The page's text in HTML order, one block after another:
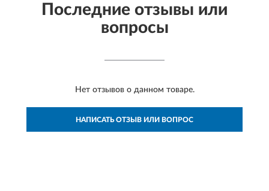
Последние отзывы или
вопросы
Нет отзывов о данном товаре.
НАПИСАТЬ ОТЗЫВ ИЛИ ВОПРОС